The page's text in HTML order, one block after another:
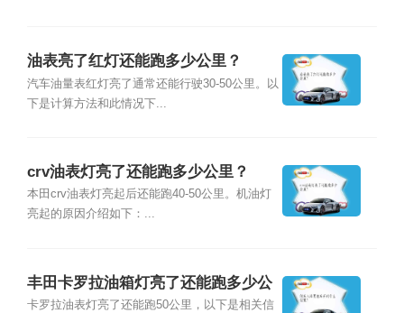
油表亮了红灯还能跑多少公里？
汽车油量表红灯亮了通常还能行驶30-50公里。以
下是计算方法和此情况下...
crv油表灯亮了还能跑多少公里？
本田crv油表灯亮起后还能跑40-50公里。机油灯
亮起的原因介绍如下：...
丰田卡罗拉油箱灯亮了还能跑多少公
里？
卡罗拉油表灯亮了还能跑50公里，以下是相关信